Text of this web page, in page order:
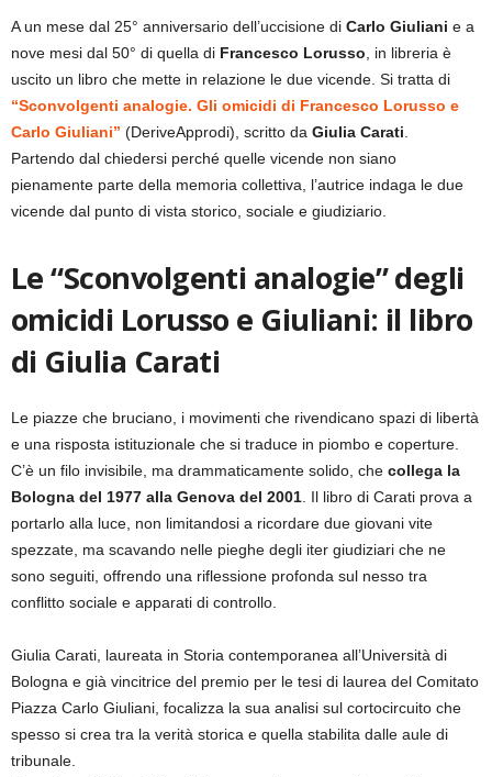
A un mese dal 25° anniversario dell’uccisione di Carlo Giuliani e a
nove mesi dal 50° di quella di Francesco Lorusso, in libreria è
uscito un libro che mette in relazione le due vicende. Si tratta di
“Sconvolgenti analogie. Gli omicidi di Francesco Lorusso e
Carlo Giuliani” (DeriveApprodi), scritto da Giulia Carati.
Partendo dal chiedersi perché quelle vicende non siano
pienamente parte della memoria collettiva, l’autrice indaga le due
vicende dal punto di vista storico, sociale e giudiziario.
Le “Sconvolgenti analogie” degli
omicidi Lorusso e Giuliani: il libro
di Giulia Carati
Le piazze che bruciano, i movimenti che rivendicano spazi di libertà
e una risposta istituzionale che si traduce in piombo e coperture.
C’è un filo invisibile, ma drammaticamente solido, che collega la
Bologna del 1977 alla Genova del 2001. Il libro di Carati prova a
portarlo alla luce, non limitandosi a ricordare due giovani vite
spezzate, ma scavando nelle pieghe degli iter giudiziari che ne
sono seguiti, offrendo una riflessione profonda sul nesso tra
conflitto sociale e apparati di controllo.
Giulia Carati, laureata in Storia contemporanea all’Università di
Bologna e già vincitrice del premio per le tesi di laurea del Comitato
Piazza Carlo Giuliani, focalizza la sua analisi sul cortocircuito che
spesso si crea tra la verità storica e quella stabilita dalle aule di
tribunale.